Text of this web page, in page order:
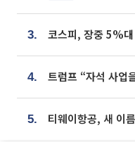
3.
4.
5.